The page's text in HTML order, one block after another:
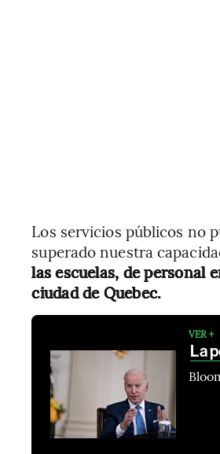
Los servicios públicos no
superado nuestra
las escuelas, de personal
ciudad de Quebec.
VER +
La